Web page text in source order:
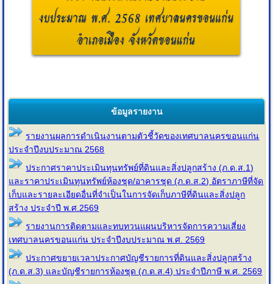
ข้อมูลรายงาน
รายงานผลการดำเนินงานตามตัวชี้วัดของเทศบาลนครขอนแก่น
ประจำปีงบประมาณ 2568
ประกาศราคาประเมินทุนทรัพย์ที่ดินและสิ่งปลูกสร้าง (ภ.ด.ส.1)
และราคาประเมินทุนทรัพย์ห้องชุด/อาคารชุด (ภ.ด.ส.2) อัตราภาษีที่จัด
เก็บและรายละเอียดอื่นที่จำเป็นในการจัดเก็บภาษีที่ดินและสิ่งปลูก
สร้าง ประจำปี พ.ศ.2569
รายงานการติดตามและทบทวนแผนบริหารจัดการความเสี่ยง
เทศบาลนครขอนแก่น ประจำปีงบประมาณ พ.ศ. 2569
ประกาศขยายเวลาประกาศบัญชีรายการที่ดินและสิ่งปลูกสร้าง
(ภ.ด.ส.3) และบัญชีรายการห้องชุด (ภ.ด.ส.4) ประจำปีภาษี พ.ศ. 2569